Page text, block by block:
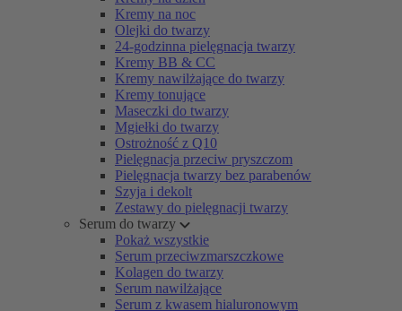
Kremy na noc
Olejki do twarzy
24-godzinna pielęgnacja twarzy
Kremy BB & CC
Kremy nawilżające do twarzy
Kremy tonujące
Maseczki do twarzy
Mgiełki do twarzy
Ostrożność z Q10
Pielęgnacja przeciw pryszczom
Pielęgnacja twarzy bez parabenów
Szyja i dekolt
Zestawy do pielęgnacji twarzy
Serum do twarzy
Pokaż wszystkie
Serum przeciwzmarszczkowe
Kolagen do twarzy
Serum nawilżające
Serum z kwasem hialuronowym